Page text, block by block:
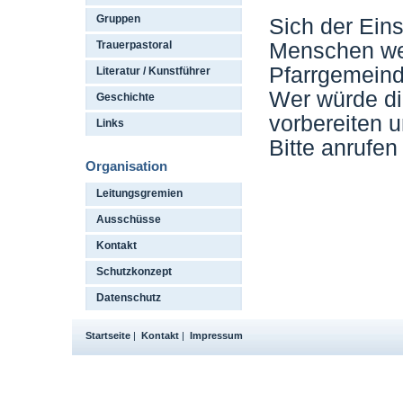
Gruppen
Trauerpastoral
Literatur / Kunstführer
Geschichte
Links
Organisation
Leitungsgremien
Ausschüsse
Kontakt
Schutzkonzept
Datenschutz
Sich der
Menschen
Wer würde
vorbereiten
Bitte
Startseite | Kontakt | Impressum